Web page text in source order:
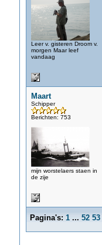
Leer v. gisteren Droom v.
morgen Maar leef
vandaag
Maart
Schipper
Berichten: 753
mijn worstelaers staen in
de zije
Pagina's: 1 ... 52 53